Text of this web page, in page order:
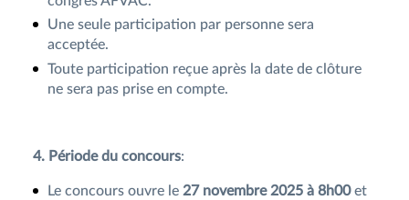
Une seule participation par personne sera
acceptée.
Toute participation reçue après la date de clôture
ne sera pas prise en compte.
4. Période du concours:
Le concours ouvre le 27 novembre 2025 à 8h00et